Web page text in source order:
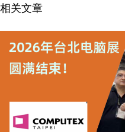
相关文章